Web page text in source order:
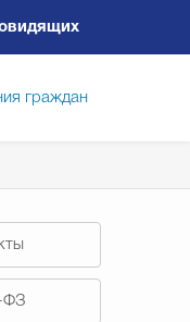
граждан
округа
ФЗ